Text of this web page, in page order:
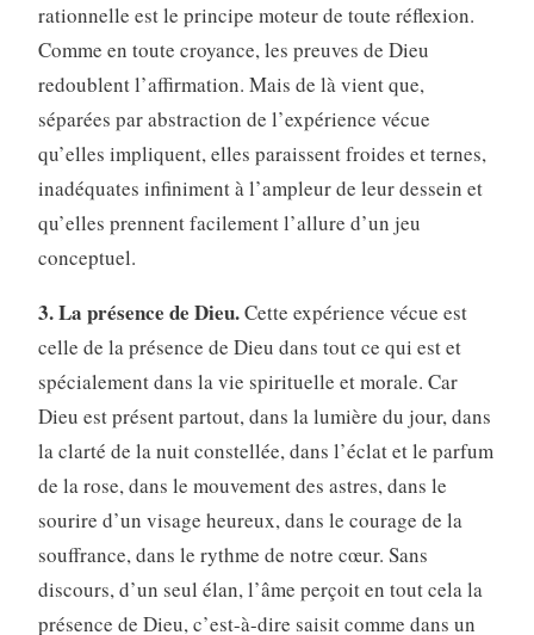
rationnelle est le principe moteur de toute réflexion.
Comme en toute croyance, les preuves de Dieu
redoublent l’affirmation. Mais de là vient que,
séparées par abstraction de l’expérience vécue
qu’elles impliquent, elles paraissent froides et ternes,
inadéquates infiniment à l’ampleur de leur dessein et
qu’elles prennent facilement l’allure d’un jeu
conceptuel.
3. La présence de Dieu.Cette expérience vécue est
celle de la présence de Dieu dans tout ce qui est et
spécialement dans la vie spirituelle et morale. Car
Dieu est présent partout, dans la lumière du jour, dans
la clarté de la nuit constellée, dans l’éclat et le parfum
de la rose, dans le mouvement des astres, dans le
sourire d’un visage heureux, dans le courage de la
souffrance, dans le rythme de notre cœur. Sans
discours, d’un seul élan, l’âme perçoit en tout cela la
présence de Dieu, c’est-à-dire saisit comme dans un